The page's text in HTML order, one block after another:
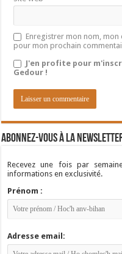
Enregistrer mon nom,
pour mon prochain
J'en profite pour
Gedour !
Abonnez-vous à la
Recevez une fois par
informations en exclusivité.
Prénom :
Adresse email: